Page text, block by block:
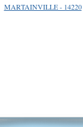
MARTAINVILLE - 14220